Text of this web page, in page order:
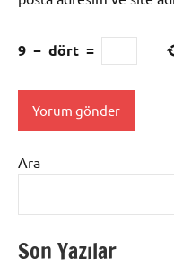
9 − dört =
Ara
Son Yazılar